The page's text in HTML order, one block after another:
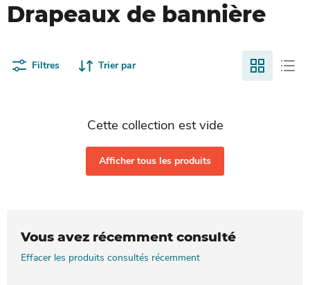
Drapeaux de bannière
Filtres Trier par
Cette collection est vide
Afficher tous les produits
Vous avez récemment consulté
Effacer les produits consultés récemment